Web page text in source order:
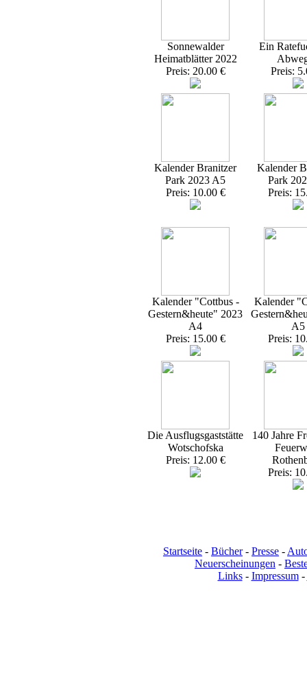
Sonnewalder
Heimatblätter 2022
Preis: 20.00 €
Ein
Preis:
Kalender Branitzer
Park 2023 A5
Preis: 10.00 €
Kalender
Park
Preis:
Kalender "Cottbus -
Gestern&heute" 2023
A4
Preis: 15.00 €
Kalender
A5
Preis:
Die Ausflugsgaststätte
Wotschofska
Preis: 12.00 €
140 Jahre
Preis:
Startseite - Bücher- Presse -
Neuerscheinungen -
Links- Impressum-